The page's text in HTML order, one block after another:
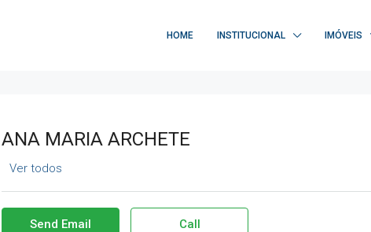
HOME INSTITUCIONAL IMÓVEIS
ANA MARIA ARCHETE
Ver todos
Send Email Call